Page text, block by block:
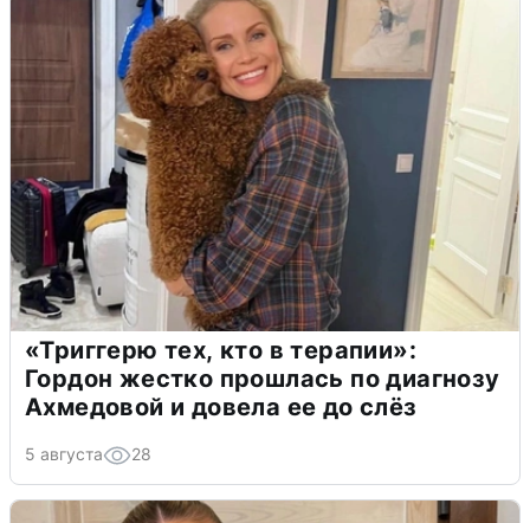
«Триггерю тех, кто в терапии»:
Гордон жестко прошлась по диагнозу
Ахмедовой и довела ее до слёз
5 августа 28